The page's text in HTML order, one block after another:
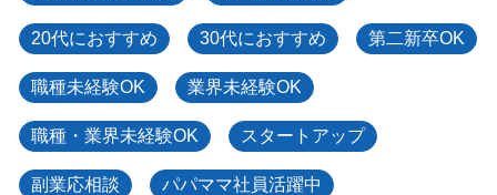
20代におすすめ 30代におすすめ 第二新卒OK
職種未経験OK 業界未経験OK
職種・業界未経験OK スタートアップ
副業応相談 パパママ社員活躍中